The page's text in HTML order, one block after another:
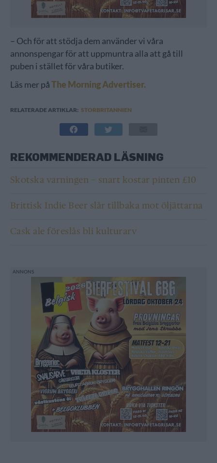
– Och för att stödja dem använder vi våra
annonspengar för att uppmuntra alla att gå till
puben i stället för våra butiker.
Läs mer påThe Morning Advertiser.
RELATERADE ARTIKLAR: STORBRITANNIEN
REKOMMENDERAD LÄSNING
Skotska varningen – snart kostar pinten £10
Brittisk Indie Beer slår tillbaka mot öljättarna
Cask ale föreslås bli kulturarv